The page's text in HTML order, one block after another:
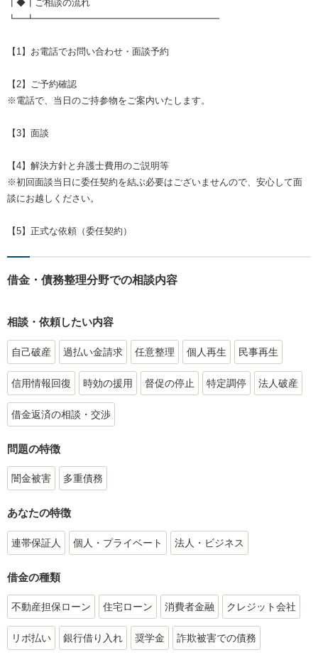
┃◆┃ご相談の流れ
┗━┻━━━━━━━━━━━━━━━━━━━━
【1】お電話でお問い合わせ・面談予約
【2】ご予約確認
※電話で、当日のご持参物をご案内いたします。
【3】面談
【4】解決方針と弁護士費用のご説明等
※初回面談当日に委任契約を結ぶ必要はございませんので、安心して面
談にお越しください。
【5】正式な依頼（委任契約）
借金・債務整理分野での相談内容
相談・依頼したい内容
自己破産 過払い金請求 任意整理 個人再生 民事再生
信用情報回復 時効の援用 督促の停止 特定調停 法人破産
借金返済の相談・交渉
問題の特徴
闇金被害 多重債務
あなたの特徴
連帯保証人 個人・プライベート 法人・ビジネス
借金の種類
不動産担保ローン 住宅ローン 消費者金融 クレジット会社
リボ払い 銀行借り入れ 奨学金 詐欺被害での債務